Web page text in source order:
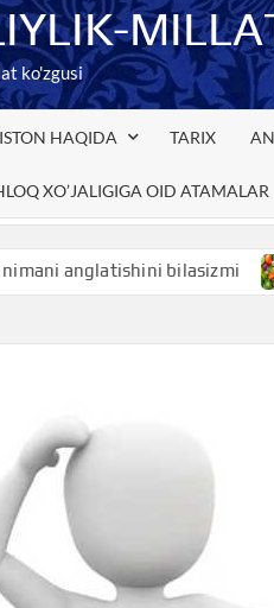
ko'zgusi
HAQIDA TARIX
XO’JALIGIGA OID ATAMALAR
bilasizmi